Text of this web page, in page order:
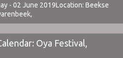
- 02 June 2019Location: Beekse
| Lineup
Oya Festival,